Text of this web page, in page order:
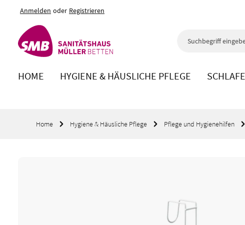
Hauptinhalt springen
Zur Suche springen
Zur Hauptnavigation springen
Anmelden oder Registrieren
HOME HYGIENE & HÄUSLICHE PFLEGE
Home Hygiene & Häusliche Pflege Pflege und Hygienehilfen